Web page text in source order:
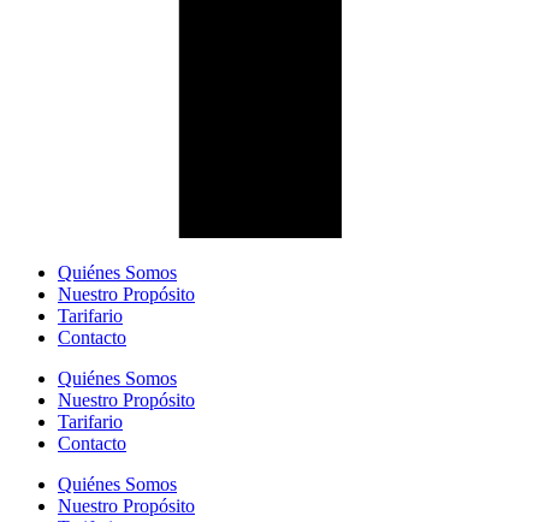
Quiénes Somos
Nuestro Propósito
Tarifario
Contacto
Quiénes Somos
Nuestro Propósito
Tarifario
Contacto
Quiénes Somos
Nuestro Propósito